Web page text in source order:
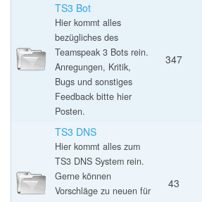
TS3 Bot
Hier kommt alles
bezügliches des
Teamspeak 3 Bots rein.
Anregungen, Kritik,
Bugs und sonstiges
Feedback bitte hier
Posten.
347
TS3 DNS
Hier kommt alles zum
TS3 DNS System rein.
Gerne können
Vorschläge zu neuen für
43